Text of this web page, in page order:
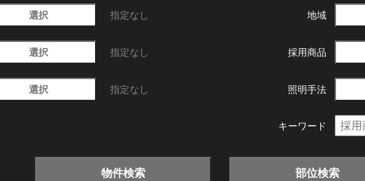
選択 指定なし 地域
選択 指定なし 採用商品
選択 指定なし 照明手法
キーワード
物件検索 部位検索